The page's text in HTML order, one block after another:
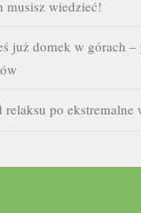
musisz wiedzieć!
już domek w górach
po ekstremalne